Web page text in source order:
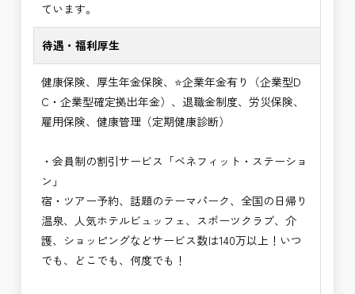
ています。
待遇・福利厚生
健康保険、厚生年金保険、⭐企業年金有り（企業型D
C・企業型確定拠出年金）、退職金制度、労災保険、
雇用保険、健康管理（定期健康診断）
・会員制の割引サービス「ベネフィット・ステーショ
ン」
宿・ツアー予約、話題のテーマパーク、全国の日帰り
温泉、人気ホテルビュッフェ、スポーツクラブ、介
護、ショッピングなどサービス数は140万以上！いつ
でも、どこでも、何度でも！